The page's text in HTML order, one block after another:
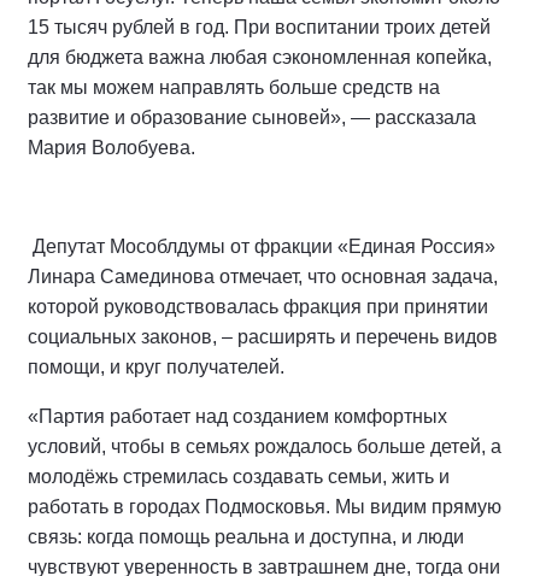
15 тысяч рублей в год. При воспитании троих детей
для бюджета важна любая сэкономленная копейка,
так мы можем направлять больше средств на
развитие и образование сыновей», — рассказала
Мария Волобуева.
Депутат Мособлдумы от фракции «Единая Россия»
Линара Самединова отмечает, что основная задача,
которой руководствовалась фракция при принятии
социальных законов, – расширять и перечень видов
помощи, и круг получателей.
«Партия работает над созданием комфортных
условий, чтобы в семьях рождалось больше детей, а
молодёжь стремилась создавать семьи, жить и
работать в городах Подмосковья. Мы видим прямую
связь: когда помощь реальна и доступна, и люди
чувствуют уверенность в завтрашнем дне, тогда они